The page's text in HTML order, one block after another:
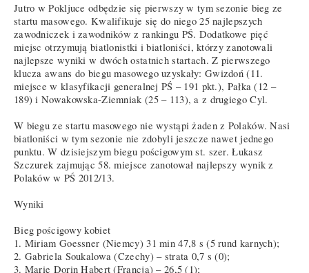
Jutro w Pokljuce odbędzie się pierwszy w tym sezonie bieg ze
startu masowego. Kwalifikuje się do niego 25 najlepszych
zawodniczek i zawodników z rankingu PŚ. Dodatkowe pięć
miejsc otrzymują biatlonistki i biatloniści, którzy zanotowali
najlepsze wyniki w dwóch ostatnich startach. Z pierwszego
klucza awans do biegu masowego uzyskały: Gwizdoń (11.
miejsce w klasyfikacji generalnej PŚ – 191 pkt.), Pałka (12 –
189) i Nowakowska-Ziemniak (25 – 113), a z drugiego Cyl.
W biegu ze startu masowego nie wystąpi żaden z Polaków. Nasi
biatloniści w tym sezonie nie zdobyli jeszcze nawet jednego
punktu. W dzisiejszym biegu pościgowym st. szer. Łukasz
Szczurek zajmując 58. miejsce zanotował najlepszy wynik z
Polaków w PŚ 2012/13.
Wyniki
Bieg pościgowy kobiet
1. Miriam Goessner (Niemcy) 31 min 47,8 s (5 rund karnych);
2. Gabriela Soukalowa (Czechy) – strata 0,7 s (0);
3. Marie Dorin Habert (Francja) – 26,5 (1);